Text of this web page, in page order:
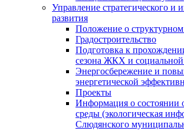
Управление стратегического и
развития
Положение о
Градостроительство
Подготовка к
сезона ЖКХ и
Энергосбережение и
энергетической
Проекты
Информация о состоянии
среды (экологическая
Слюдянского